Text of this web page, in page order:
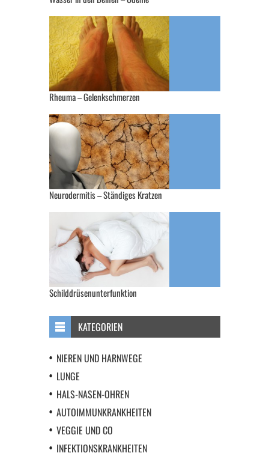
Rheuma – Gelenkschmerzen
Neurodermitis – Ständiges Kratzen
Schilddrüsenunterfunktion
KATEGORIEN
NIEREN UND HARNWEGE
LUNGE
HALS-NASEN-OHREN
AUTOIMMUNKRANKHEITEN
VEGGIE UND CO
INFEKTIONSKRANKHEITEN